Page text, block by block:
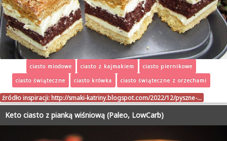
ciasto miodowe ciasto z kajmakiem
ciasto piernikowe
ciasto świąteczne
ciasto krówka ciasto świąteczne z orzechami
źródło inspiracji: http://smaki-katriny.blogspot.com/2022/12/pyszne-…
Keto ciasto z pianką wiśniową (Paleo, LowCarb)